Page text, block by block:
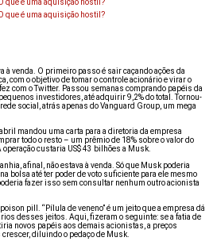
à venda. O primeiro passo é sair caçando ações da
com o objetivo de tomar o controle acionário e virar o
fez com o Twitter. Passou semanas comprando papéis da
investidores, até adquirir 9,2% do total. Tornou-
social, atrás apenas do Vanguard Group, um mega
mandou uma carta para a diretoria da empresa
todo o resto – um prêmio de 18% sobre o valor do
custaria US$ 43 bilhões a Musk.
afinal, não estava à venda. Só que Musk poderia
bolsa até ter poder de voto suficiente para ele mesmo
fazer isso sem consultar nenhum outro acionista
pill. “Pílula de veneno” é um jeito que a empresa dá
desses jeitos. Aqui, fizeram o seguinte: se a fatia de
novos papéis aos demais acionistas, a preços
diluindo o pedaço de Musk.